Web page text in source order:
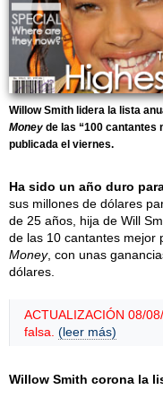
Willow Smith lidera la lista
Money de las “100 cantantes
publicada el viernes.
Ha sido un año duro
sus millones de dólares
de 25 años, hija de Will
de las 10 cantantes mejor
Money, con unas
dólares.
ACTUALIZACIÓN 08/
falsa. (leer más)
Willow Smith corona la